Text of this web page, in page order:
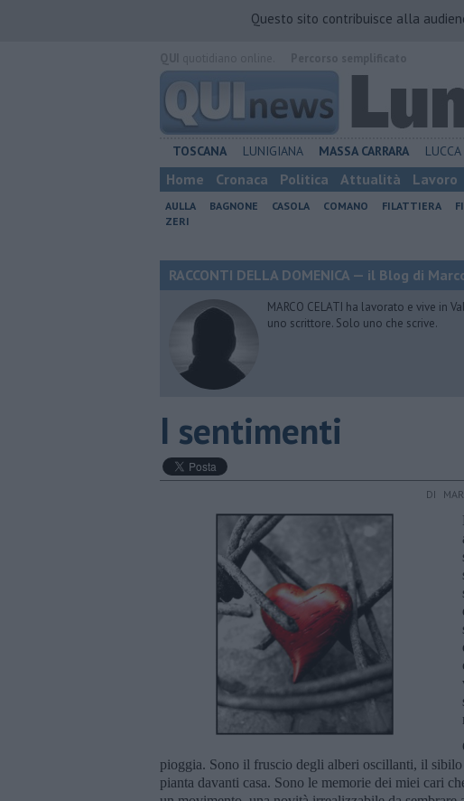
Questo sito contribuisce alla
TOSCANA LUNIGIANA MASSA CARRARA LUCCA
Home Cronaca Politica Attualità Lavoro
AULLA BAGNONE CASOLA COMANO FILATTIERA
ZERI
RACCONTI DELLA DOMENICA — il Blog di
MARCO CELATI ha lavorato e vive in
uno scrittore. Solo uno che scrive.
I sentimenti
DI
pioggia. Sono il fruscio degli alberi oscillanti, il
pianta davanti casa. Sono le memorie dei miei cari